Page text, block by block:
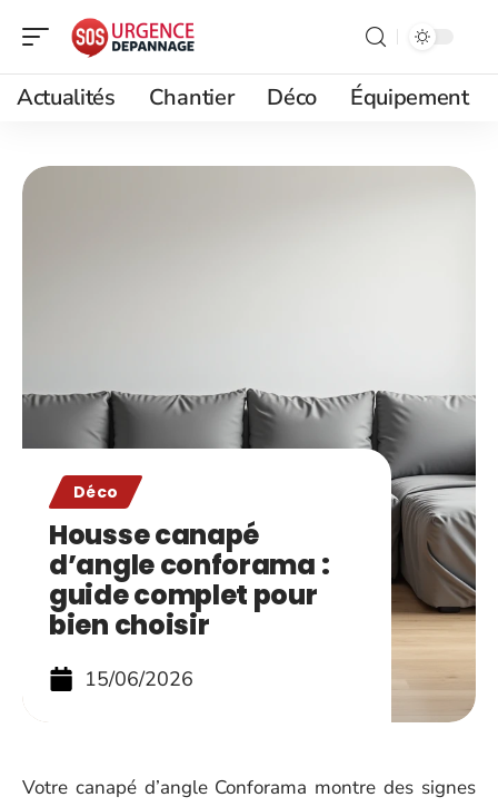
Actualités Chantier Déco Équipement
Déco
Housse canapé
d’angle conforama :
guide complet pour
bien choisir
15/06/2026
Votre canapé d’angle Conforama montre des signes